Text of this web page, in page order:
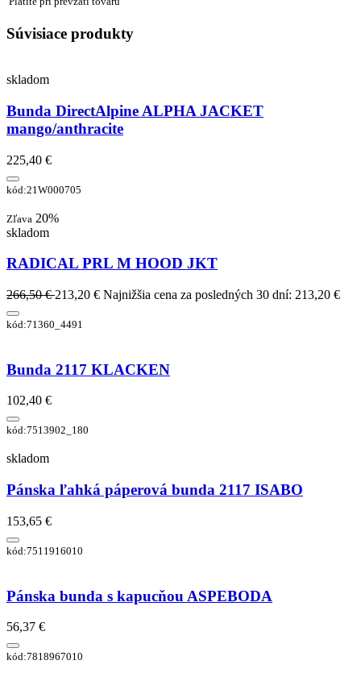
Súvisiace produkty
skladom
Bunda DirectAlpine ALPHA JACKET
mango/anthracite
225,40 €
kód:21W000705
Zľava 20%
skladom
RADICAL PRL M HOOD JKT
266,50 €213,20 € Najnižšia cena za posledných 30 dní: 213,20 €
kód:71360_4491
Bunda 2117 KLACKEN
102,40 €
kód:7513902_180
skladom
Pánska ľahká páperová bunda 2117 ISABO
153,65 €
kód:7511916010
Pánska bunda s kapucňou ASPEBODA
56,37 €
kód:7818967010